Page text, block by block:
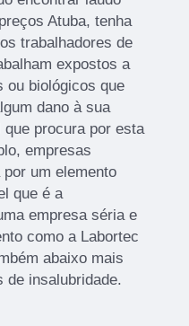
Atuba, tenha
trabalhadores de
expostos a
ou biológicos que
dano à sua
procura por esta
empresas
um elemento
que é a
empresa séria e
como a Labortec
abaixo mais
de insalubridade.